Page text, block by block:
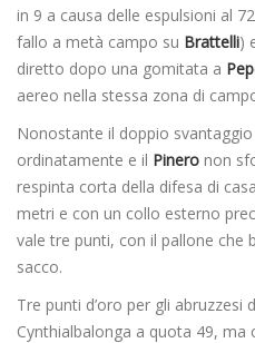
in 9 a causa delle espulsioni al
fallo a metà campo su Brattelli)
diretto dopo una gomitata a
aereo nella stessa zona di
Nonostante il doppio svantaggio
ordinatamente e il Pinero non
respinta corta della difesa di
metri e con un collo esterno
vale tre punti, con il pallone che
sacco.
Tre punti d’oro per gli abruzzesi
Cynthialbalonga a quota 49, ma